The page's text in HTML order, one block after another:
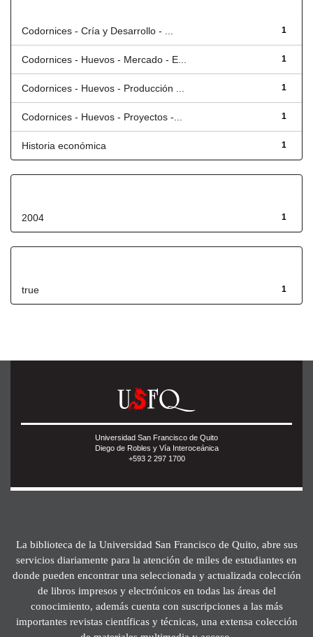
1
Codornices - Cría y Desarrollo - ...
1
Codornices - Huevos - Mercado - E...
1
Codornices - Huevos - Producción ...
1
Codornices - Huevos - Proyectos -...
1
Historia económica
1
2004
1
true
Universidad San Francisco de Quito
Diego de Robles y Vía Interoceánica
+593 2 297 1700
La biblioteca de la Universidad San Francisco de Quito, abre sus
servicios diariamente para la atención de miles de estudiantes en
donde pueden encontrar una seleccionada y actualizada colección
de libros impresos y electrónicos en todas las áreas del
conocimiento, además cuenta con suscripciones a las más
importantes revistas científicas y técnicas, una extensa colección